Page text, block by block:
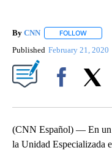
By CNN FOLLOW
Published February 21, 2020
(CNN Español) — En un
la Unidad Especializada